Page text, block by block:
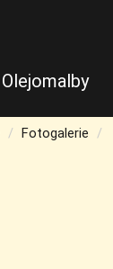
Olejomalby
Fotogalerie